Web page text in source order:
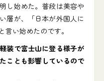
し始めた。普段は美容や
層が、「日本が外国人に
い始めたのです。
装で富士山に登る様子が
ことも影響しているので